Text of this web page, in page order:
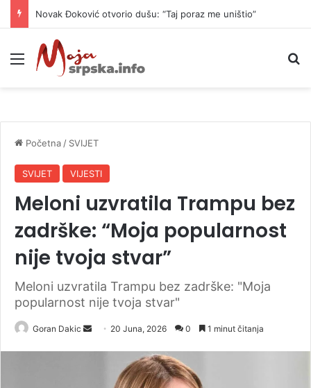
Novak Đoković otvorio dušu: “Taj poraz me uništio”
Meni
Početna / SVIJET
SVIJET VIJESTI
Meloni uzvratila Trampu bez
zadrške: “Moja popularnost
nije tvoja stvar”
Meloni uzvratila Trampu bez zadrške: "Moja
popularnost nije tvoja stvar"
Goran Dakic 20 Juna, 2026 0 1 minut čitanja